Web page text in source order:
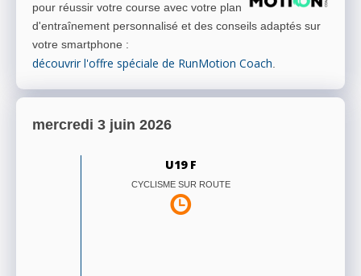
pour réussir votre course avec votre plan
d'entraînement personnalisé et des conseils adaptés sur
votre smartphone :
découvrir l'offre spéciale de RunMotion Coach.
mercredi 3 juin 2026
U19 F
CYCLISME SUR ROUTE